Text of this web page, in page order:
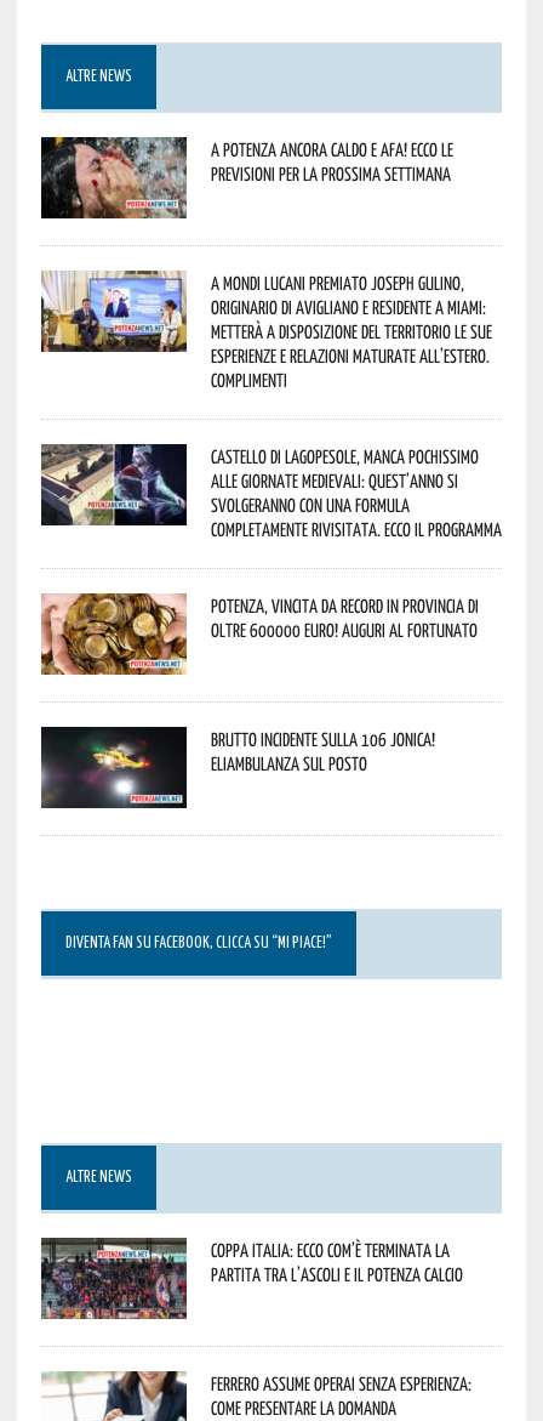
ALTRE NEWS
A Potenza ancora caldo e afa! Ecco le
previsioni per la prossima settimana
A Mondi lucani premiato Joseph Gulino,
originario di Avigliano e residente a Miami:
metterà a disposizione del territorio le sue
esperienze e relazioni maturate all’estero.
Complimenti
Castello di Lagopesole, manca pochissimo
alle Giornate Medievali: quest’anno si
svolgeranno con una formula
completamente rivisitata. Ecco il programma
Potenza, vincita da record in provincia di
oltre 600000 euro! Auguri al fortunato
Brutto incidente sulla 106 Jonica!
Eliambulanza sul posto
DIVENTA FAN SU FACEBOOK, CLICCA SU “MI PIACE!”
ALTRE NEWS
Coppa Italia: ecco com’è terminata la
partita tra l’Ascoli e il Potenza Calcio
Ferrero assume operai senza esperienza:
come presentare la domanda